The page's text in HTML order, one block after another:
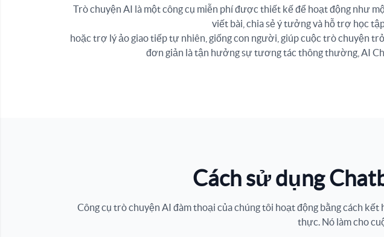
Trò chuyện AI là một công cụ miễn phí được thiết kế để hoạt động như
viết bài, chia sẻ ý tưởng và hỗ trợ học
hoặc trợ lý ảo giao tiếp tự nhiên, giống con người, giúp cuộc trò chuyện
đơn giản là tận hưởng sự tương tác thông thường, AI
Cách sử dụng
Công cụ trò chuyện AI đàm thoại của chúng tôi hoạt động bằng cách
thực. Nó làm cho